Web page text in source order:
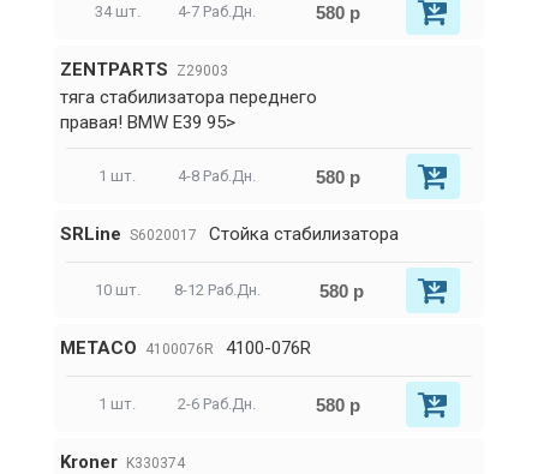
34 шт. 4-7 Раб.Дн. 580 р
ZENTPARTS Z29003
тяга стабилизатора переднего
правая! BMW E39 95>
1 шт. 4-8 Раб.Дн. 580 р
SRLine S6020017 Стойка стабилизатора
10 шт. 8-12 Раб.Дн. 580 р
METACO 4100076R 4100-076R
1 шт. 2-6 Раб.Дн. 580 р
Kroner K330374